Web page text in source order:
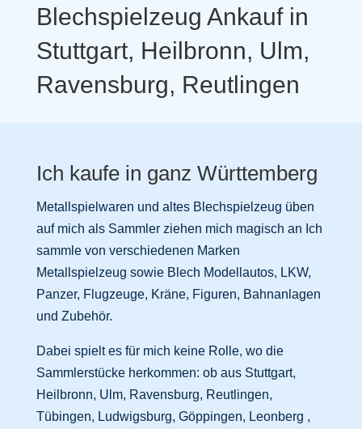
Blechspielzeug Ankauf in
Stuttgart, Heilbronn, Ulm,
Ravensburg, Reutlingen
Ich kaufe in ganz Württemberg
Metallspielwaren und altes Blechspielzeug üben
auf mich als Sammler ziehen mich magisch an Ich
sammle von verschiedenen Marken
Metallspielzeug sowie Blech Modellautos, LKW,
Panzer, Flugzeuge, Kräne, Figuren, Bahnanlagen
und Zubehör.
Dabei spielt es für mich keine Rolle, wo die
Sammlerstücke herkommen: ob aus Stuttgart,
Heilbronn, Ulm, Ravensburg, Reutlingen,
Tübingen, Ludwigsburg, Göppingen, Leonberg ,